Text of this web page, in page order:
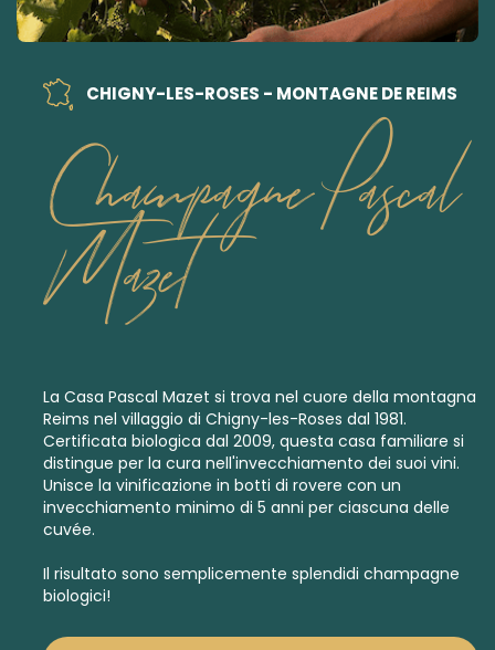
CHIGNY-LES-ROSES - MONTAGNE DE REIMS
Champagne Pascal
Mazet
La Casa Pascal Mazet si trova nel cuore della montagna
Reims nel villaggio di Chigny-les-Roses dal 1981.
Certificata biologica dal 2009, questa casa familiare si
distingue per la cura nell'invecchiamento dei suoi vini.
Unisce la vinificazione in botti di rovere con un
invecchiamento minimo di 5 anni per ciascuna delle
cuvée.
Il risultato sono semplicemente splendidi champagne
biologici!